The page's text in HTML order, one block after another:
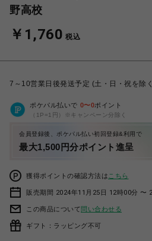
野高校
￥1,760 税込
7～10営業日後発送予定 (土・日・祝を除
ポケパル払いで 0〜0ポイント
（1P=1円）※キャンペーン分除く
会員登録後、ポケパル払い初回登録&利用で
最大1,500円分ポイント進呈
獲得ポイントの確認方法は こちら
販売期間 2024年11月25日 12時00分 〜
この商品について問い合わせる
ギフト：ラッピング不可